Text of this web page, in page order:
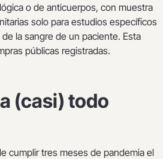
o de anticuerpos, con muestra
solo para estudios específicos
la sangre de un paciente. Esta
públicas registradas.
(casi) todo
cumplir tres meses de pandemia el